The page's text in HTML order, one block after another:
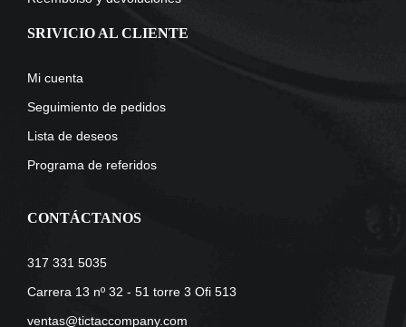
SRIVICIO AL CLIENTE
Mi cuenta
Seguimiento de pedidos
Lista de deseos
Programa de referidos
CONTÁCTANOS
317 331 5035
Carrera 13 nº 32 - 51 torre 3 Ofi 513
ventas@tictaccompany.com